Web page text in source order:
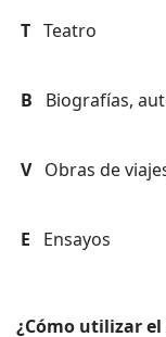
T Teatro
B Biografías,
V Obras de
E Ensayos
¿Cómo utilizar